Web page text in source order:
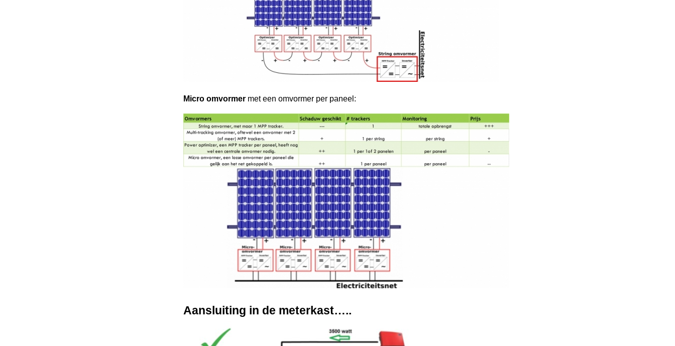
Micro omvormermet een omvormer per paneel:
Aansluiting in de meterkast…..